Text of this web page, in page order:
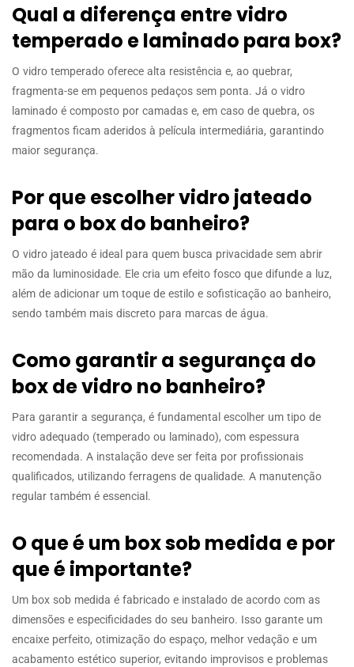
Qual a diferença entre vidro
temperado e laminado para box?
O vidro temperado oferece alta resistência e, ao quebrar,
fragmenta-se em pequenos pedaços sem ponta. Já o vidro
laminado é composto por camadas e, em caso de quebra, os
fragmentos ficam aderidos à película intermediária, garantindo
maior segurança.
Por que escolher vidro jateado
para o box do banheiro?
O vidro jateado é ideal para quem busca privacidade sem abrir
mão da luminosidade. Ele cria um efeito fosco que difunde a luz,
além de adicionar um toque de estilo e sofisticação ao banheiro,
sendo também mais discreto para marcas de água.
Como garantir a segurança do
box de vidro no banheiro?
Para garantir a segurança, é fundamental escolher um tipo de
vidro adequado (temperado ou laminado), com espessura
recomendada. A instalação deve ser feita por profissionais
qualificados, utilizando ferragens de qualidade. A manutenção
regular também é essencial.
O que é um box sob medida e por
que é importante?
Um box sob medida é fabricado e instalado de acordo com as
dimensões e especificidades do seu banheiro. Isso garante um
encaixe perfeito, otimização do espaço, melhor vedação e um
acabamento estético superior, evitando improvisos e problemas